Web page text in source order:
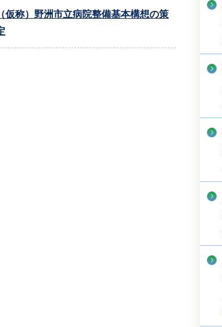
（仮称）野洲市立病院整備基本構想の策